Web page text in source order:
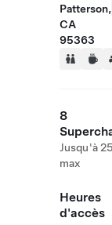
Patterson,
CA
95363
8
Jusqu'à
max
Heures
d'accès